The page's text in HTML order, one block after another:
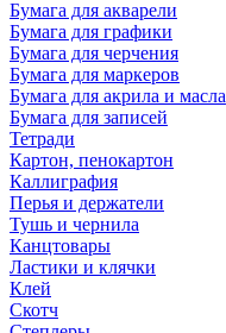
Бумага для акварели
Бумага для графики
Бумага для черчения
Бумага для маркеров
Бумага для акрила и масла
Бумага для записей
Тетради
Картон, пенокартон
Каллиграфия
Перья и держатели
Тушь и чернила
Канцтовары
Ластики и клячки
Клей
Скотч